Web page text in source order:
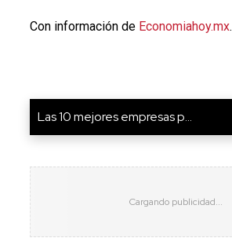
Con información de Economiahoy.mx.
Las 10 mejores empresas p...